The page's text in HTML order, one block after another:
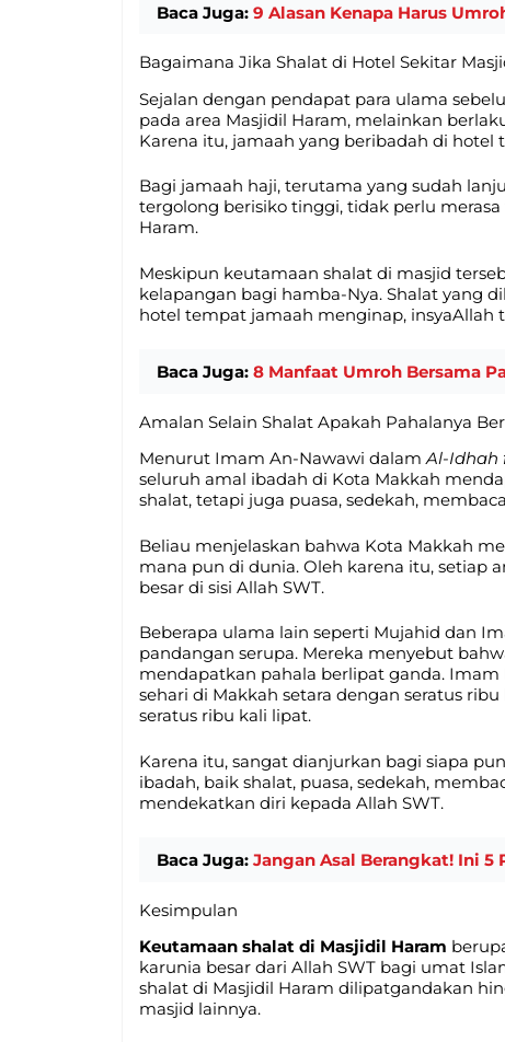
Baca Juga: 9 Alasan Kenapa Harus
Bagaimana Jika Shalat di Hotel Sekitar
Sejalan dengan pendapat para ulama
pada area Masjidil Haram, melainkan
Karena itu, jamaah yang beribadah di
Bagi jamaah haji, terutama yang sudah
tergolong berisiko tinggi, tidak perlu
Haram.
Meskipun keutamaan shalat di masjid
kelapangan bagi hamba-Nya. Shalat yang
hotel tempat jamaah menginap,
Baca Juga: 8 Manfaat Umroh Bersama
Amalan Selain Shalat Apakah Pahalanya
Menurut Imam An-Nawawi dalamAl-Idhah
seluruh amal ibadah di Kota Makkah
shalat, tetapi juga puasa, sedekah,
Beliau menjelaskan bahwa Kota Makkah
mana pun di dunia. Oleh karena itu, setiap
besar di sisi Allah SWT.
Beberapa ulama lain seperti Mujahid dan
pandangan serupa. Mereka menyebut
mendapatkan pahala berlipat ganda.
sehari di Makkah setara dengan seratus
seratus ribu kali lipat.
Karena itu, sangat dianjurkan bagi siapa
ibadah, baik shalat, puasa, sedekah,
mendekatkan diri kepada Allah SWT.
Baca Juga: Jangan Asal Berangkat! Ini
Kesimpulan
Keutamaan shalat di Masjidil Haram
karunia besar dari Allah SWT bagi umat
shalat di Masjidil Haram dilipatgandakan
masjid lainnya.